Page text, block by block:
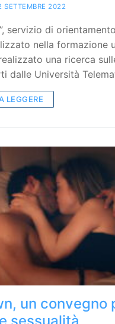
SETTEMBRE 2022
servizio di
nella formazione
una ricerca
dalle Università
LEGGERE
un convegno